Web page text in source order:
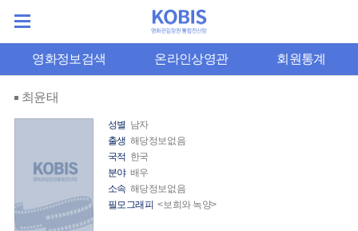
영화정보검색 온라인상영관 회원통계
최윤태
성별 남자
출생 해당정보없음
국적 한국
분야 배우
소속 해당정보없음
필모그래피 <보희와 녹양>